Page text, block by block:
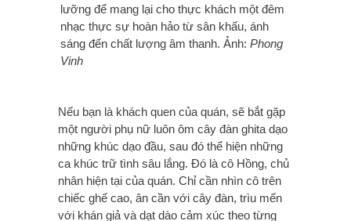
lưỡng để mang lại cho thực khách một đêm
nhạc thực sự hoàn hảo từ sân khấu, ánh
sáng đến chất lượng âm thanh. Ảnh: Phong
Vinh
Nếu bạn là khách quen của quán, sẽ bắt gặp
một người phụ nữ luôn ôm cây đàn ghita dạo
những khúc dạo đầu, sau đó thể hiện những
ca khúc trữ tình sâu lắng. Đó là cô Hồng, chủ
nhân hiện tại của quán. Chỉ cần nhìn cô trên
chiếc ghế cao, ân cần với cây đàn, trìu mến
với khán giả và dạt dào cảm xúc theo từng